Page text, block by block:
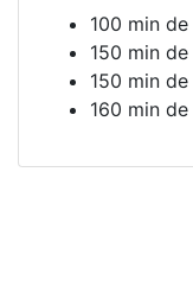
100 min de
150 min de
150 min de
160 min de